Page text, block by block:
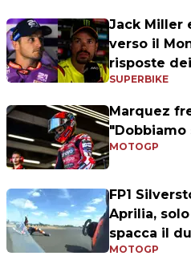
Jack Miller
verso il
risposte
SUPERBIKE
Marquez
MOTOGP
FP1
Aprilia,
spacca il
MOTOGP